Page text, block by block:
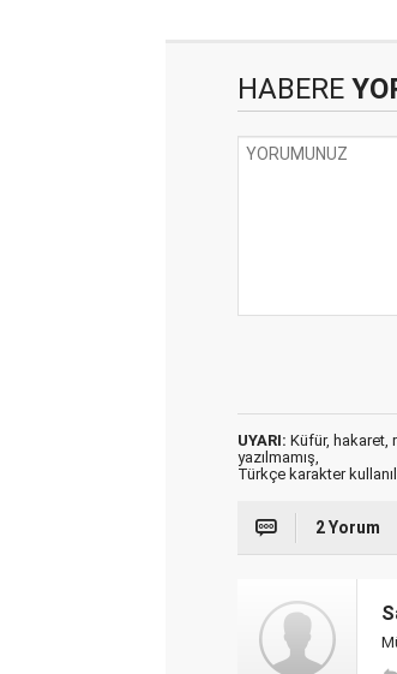
HABERE
UYARI: Küfür, hakaret,
yazılmamış,
Türkçe karakter
2 Yorum